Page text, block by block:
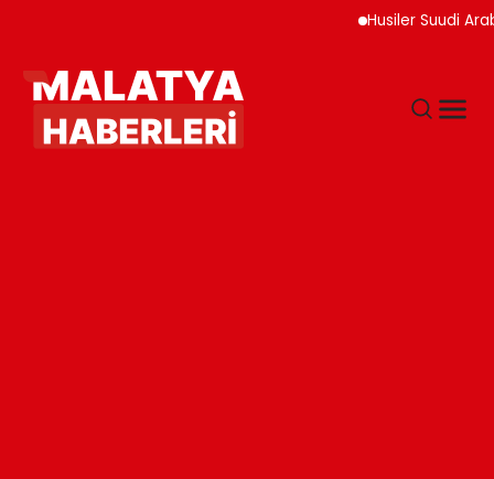
Husiler Suudi